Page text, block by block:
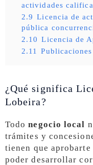
actividades
2.9 Licencia de
pública
2.10 Licencia de
2.11
¿Qué significa
Lobeira?
Todonegocio local
trámites y
tienen que
poder desarrollar